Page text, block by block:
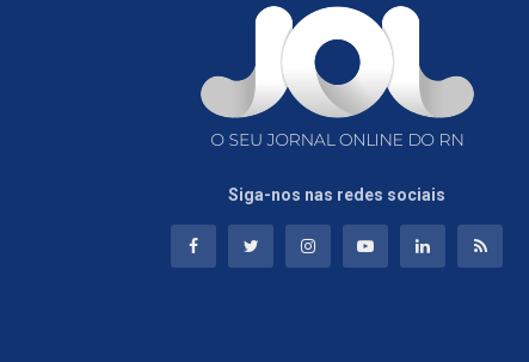
Siga-nos nas redes sociais